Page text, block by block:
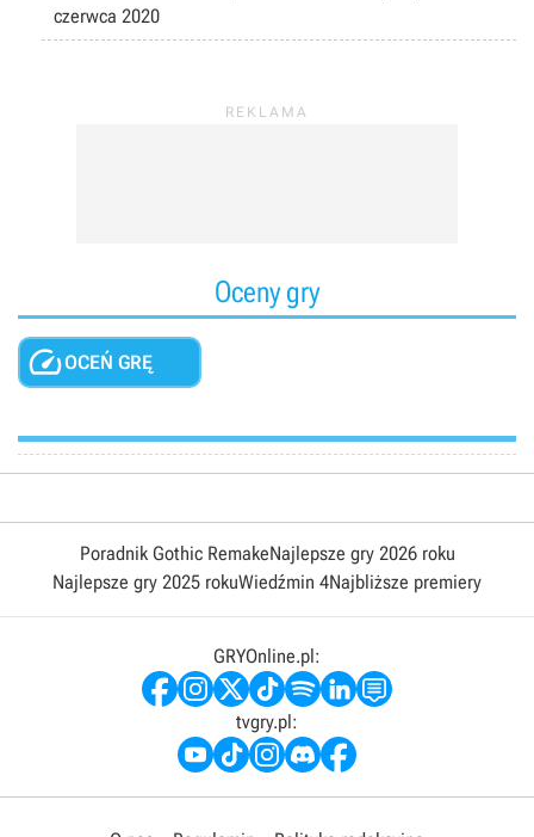
czerwca 2020
Oceny gry
OCEŃ GRĘ
Poradnik Gothic RemakeNajlepsze gry 2026 roku
Najlepsze gry 2025 rokuWiedźmin 4Najbliższe premiery
GRYOnline.pl:
tvgry.pl: